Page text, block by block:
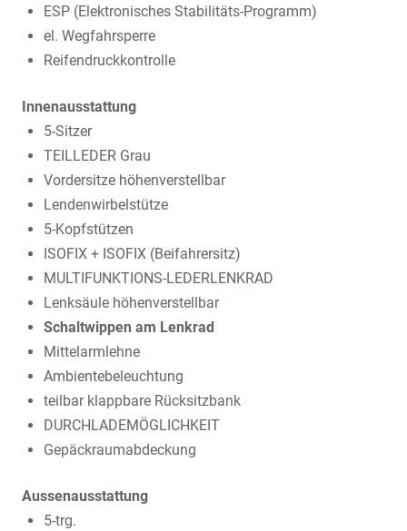
ESP (Elektronisches Stabilitäts-Programm)
el. Wegfahrsperre
Reifendruckkontrolle
Innenausstattung
5-Sitzer
TEILLEDER Grau
Vordersitze höhenverstellbar
Lendenwirbelstütze
5-Kopfstützen
ISOFIX + ISOFIX (Beifahrersitz)
MULTIFUNKTIONS-LEDERLENKRAD
Lenksäule höhenverstellbar
Schaltwippen am Lenkrad
Mittelarmlehne
Ambientebeleuchtung
teilbar klappbare Rücksitzbank
DURCHLADEMÖGLICHKEIT
Gepäckraumabdeckung
Aussenausstattung
5-trg.